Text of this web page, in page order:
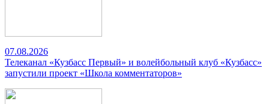
07.08.2026
Телеканал «Кузбасс Первый» и волейбольный клуб «Кузбасс»
запустили проект «Школа комментаторов»